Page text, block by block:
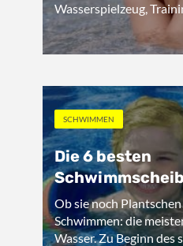
Wasserspielzeug,
SCHWIMMEN
Die 6 besten
Ob sie noch
Schwimmen: die
Wasser. Zu Beginn des